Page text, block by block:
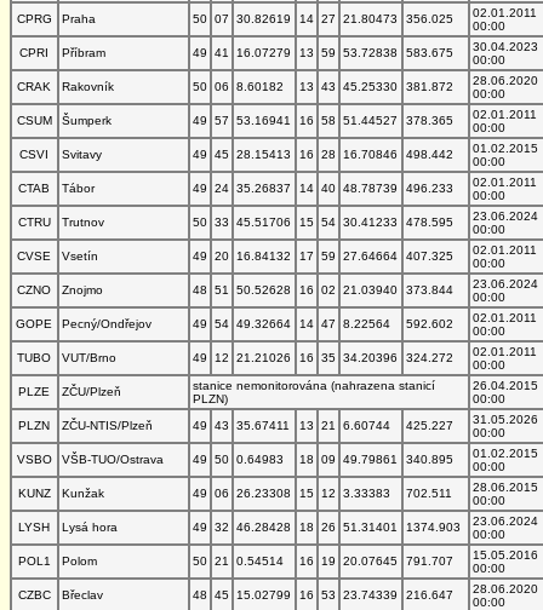
CPRG
Praha 50 07 30.82619 14 27 21.80473 356.025
02.01.2011
00:00
CPRI
Příbram 49 41 16.07279 13 59 53.72838 583.675
30.04.2023
00:00
CRAK
Rakovník 50 06 8.60182 13 43 45.25330 381.872
28.06.2020
00:00
CSUM
Šumperk 49 57 53.16941 16 58 51.44527 378.365
02.01.2011
00:00
CSVI
Svitavy 49 45 28.15413 16 28 16.70846 498.442
01.02.2015
00:00
CTAB
Tábor 49 24 35.26837 14 40 48.78739 496.233
02.01.2011
00:00
CTRU
Trutnov 50 33 45.51706 15 54 30.41233 478.595
23.06.2024
00:00
CVSE
Vsetín 49 20 16.84132 17 59 27.64664 407.325
02.01.2011
00:00
CZNO
Znojmo 48 51 50.52628 16 02 21.03940 373.844
23.06.2024
00:00
GOPE
Pecný/Ondřejov 49 54 49.32664 14 47 8.22564 592.602
02.01.2011
00:00
TUBO
VUT/Brno 49 12 21.21026 16 35 34.20396 324.272
02.01.2011
00:00
PLZE
ZČU/Plzeň
stanice nemonitorována (nahrazena stanicí
PLZN)
26.04.2015
00:00
PLZN
ZČU-NTIS/Plzeň 49 43 35.67411 13 21 6.60744 425.227
31.05.2026
00:00
VSBO
VŠB-TUO/Ostrava 49 50 0.64983 18 09 49.79861 340.895
01.02.2015
00:00
KUNZ
Kunžak 49 06 26.23308 15 12 3.33383 702.511
28.06.2015
00:00
LYSH
Lysá hora 49 32 46.28428 18 26 51.31401 1374.903
23.06.2024
00:00
POL1
Polom 50 21 0.54514 16 19 20.07645 791.707
15.05.2016
00:00
CZBC
Břeclav 48 45 15.02799 16 53 23.74339 216.647
28.06.2020
00:00